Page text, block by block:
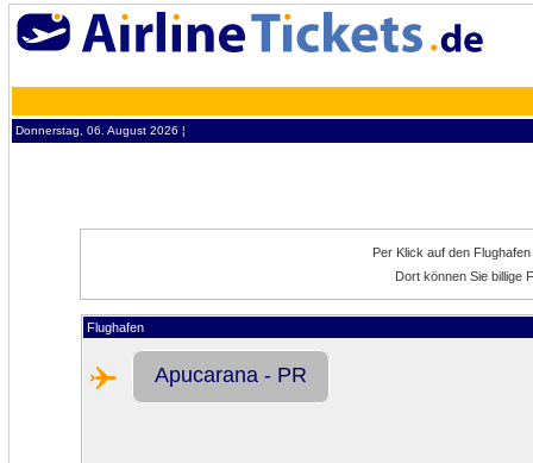
Donnerstag, 06. August 2026 ¦
Per Klick auf den Flughafen
Dort können Sie billige
Flughafen
Apucarana - PR